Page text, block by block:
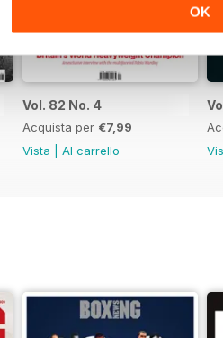
OK
Vol. 82 No. 4
Acquista per €7,99
Vista
Al carrello